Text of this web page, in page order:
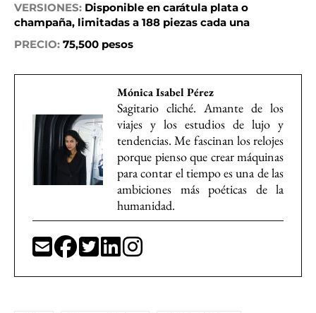
VERSIONES: Disponible en carátula plata o
champaña, limitadas a 188 piezas cada una
PRECIO: 75,500 pesos
Mónica Isabel Pérez
Sagitario cliché. Amante de los
viajes y los estudios de lujo y
tendencias. Me fascinan los relojes
porque pienso que crear máquinas
para contar el tiempo es una de las
ambiciones más poéticas de la
humanidad.